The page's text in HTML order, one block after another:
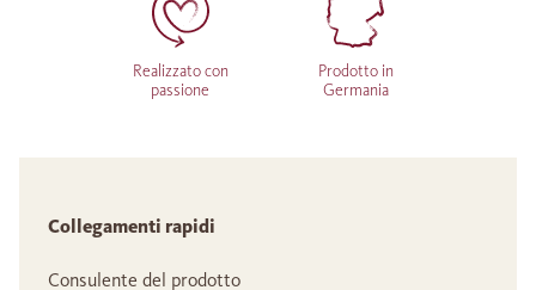
Realizzato con
passione
Prodotto in
Germania
Collegamenti rapidi
Consulente del prodotto